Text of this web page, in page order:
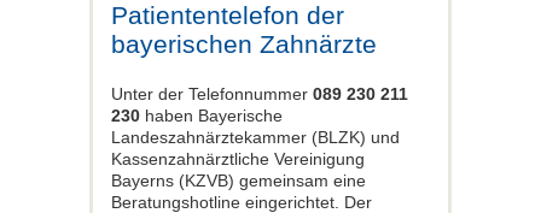
Patiententelefon der
bayerischen Zahnärzte
Unter der Telefonnummer 089 230 211
230 haben Bayerische
Landeszahnärztekammer (BLZK) und
Kassenzahnärztliche Vereinigung
Bayerns (KZVB) gemeinsam eine
Beratungshotline eingerichtet. Der